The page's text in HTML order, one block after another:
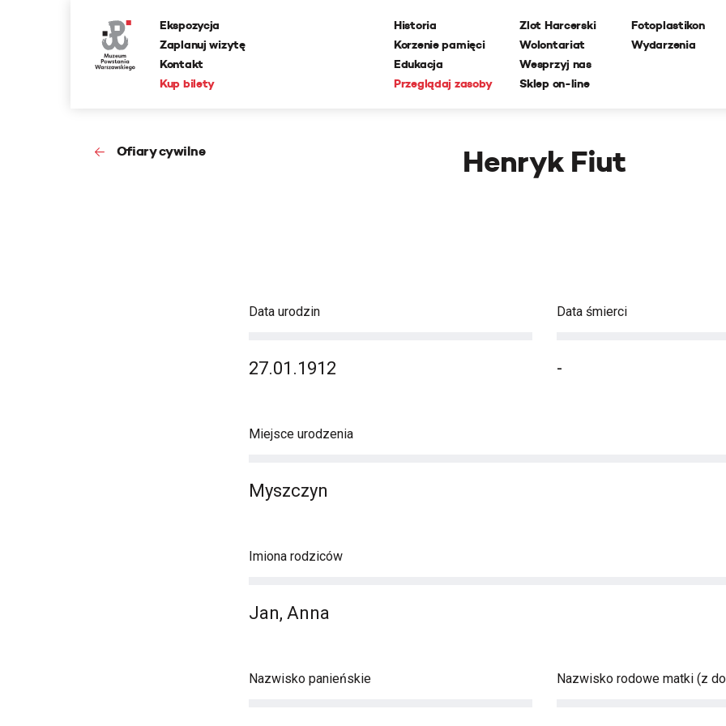
Ekspozycja
Zaplanuj wizytę
Kontakt
Kup bilety
Historia
Korzenie pamięci
Edukacja
Przeglądaj zasoby
Zlot Harcerski
Wolontariat
Wesprzyj nas
Sklep on-line
Fotoplastikon
Wydarzenia
Ofiary cywilne Henryk Fiut
Data urodzin
27.01.1912
Data śmierci
-
Miejsce urodzenia
Myszczyn
Imiona rodziców
Jan, Anna
Nazwisko panieńskie Nazwisko rodowe matki (z